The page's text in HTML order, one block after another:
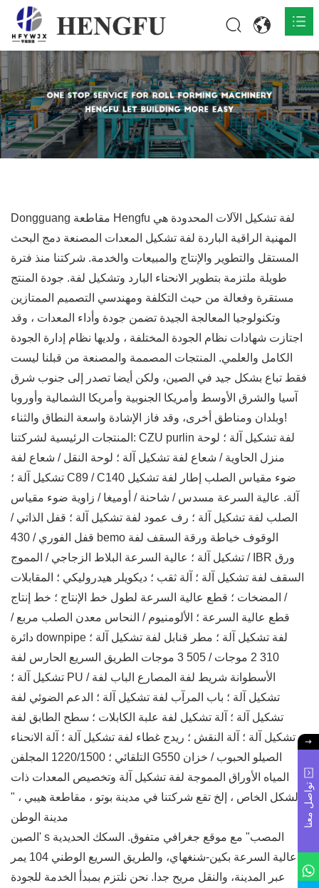
المنزل
المنتجات 
حول 
Dongguang مقاطعة Hengfu لفة تشكيل الآلات المحدودة هي
المهنية الراقية الباردة لفة تشكيل المعدات المصنعة دمج البحث
المستقل والتطوير والإنتاج والمبيعات والخدمة. شركتنا منذ فترة
طويلة ملتزمة بتطوير الانحناء البارد وتشكيل لفة. جودة المنتج
مستقرة وفعالة من حيث التكلفة ومهندسي التصميم الممتازين
وتكنولوجيا المعالجة الجيدة تضمن جودة وأداء المعدات ، وقد
اجتازت شهادات نظام الجودة المختلفة ، ولديها نظام إدارة الجودة
الكامل والعلمي. المنتجات المصممة والمصنعة من قبلنا ليست
فقط تباع بشكل جيد في الصين، ولكن أيضا تصدر إلى جنوب شرق
آسيا والشرق الأوسط وأمريكا الجنوبية وأمريكا الشمالية وأوروبا
وبلدان ومناطق أخرى، وقد فاز الإشادة واسعة النطاق والثناء!
المنتجات الرئيسية لشركتنا: CZU purlin لفة تشكيل آلة ؛ لوحة
منزل الحاوية / شعاع لفة تشكيل آلة ؛ لوحة النقل / شعاع لفة
تشكيل آلة ؛ C89 / C140 ضوء مقياس الصلب إطار لفة تشكيل
آلة. عالية السرعة مسدس / شاحنة / أوميغا / زاوية ضوء مقياس
الصلب لفة تشكيل آلة ؛ رف عمود لفة تشكيل آلة ؛ قفل الذاتي /
قفل الفوري / 430 bemo الوقوف خياطة ورقة السقف لفة
تشكيل آلة ؛ عالية السرعة البلاط الزجاجي / المموج / IBR ورق
السقف لفة تشكيل آلة ؛ آلة ثقب ؛ ديكويلر هيدروليكي ؛ المقابلات
/ المضخات ؛ قطع عالية السرعة لطول خط الإنتاج ؛ خط إنتاج
قطع عالية السرعة ؛ الألومنيوم / النحاس معدن الصلب مربع /
دائرة downpipe لفة تشكيل آلة ؛ مطر قنابل لفة تشكيل آلة ؛
310 2 موجات / 505 3 موجات الطريق السريع الحارس لفة
تشكيل آلة ؛ PU / الأسطوانة شريط لفة المصارع الباب لفة
تشكيل آلة ؛ باب المرآب لفة تشكيل آلة ؛ الدعم الضوئي لفة
تشكيل آلة ؛ آلة تشكيل لفة علبة الكابلات ؛ سطح الطابق لفة
تشكيل آلة ؛ آلة النقش ؛ ريدج غطاء لفة تشكيل آلة ؛ آلة الانحناء
التلقائي ؛ 1220/1500 المجلفن G550 الصيلو الحبوب / خزان
المياه الأوراق المموجة لفة تشكيل آلة وتخصيص المعدات ذات
الشكل الخاص ، إلخ تقع شركتنا في مدينة بوتو ، مقاطعة هيبي ، "
مدينة الوطن
الصين' s المصب" مع موقع جغرافي متفوق. السكك الحديدية
عالية السرعة بكين-شنغهاي، والطريق السريع الوطني 104 يمر
عبر المدينة، والنقل مريح جدا. نحن نلتزم بمبدأ الخدمة للجودة
تواصل معنا